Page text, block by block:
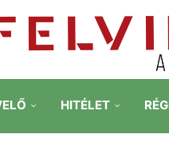
HITÉLET